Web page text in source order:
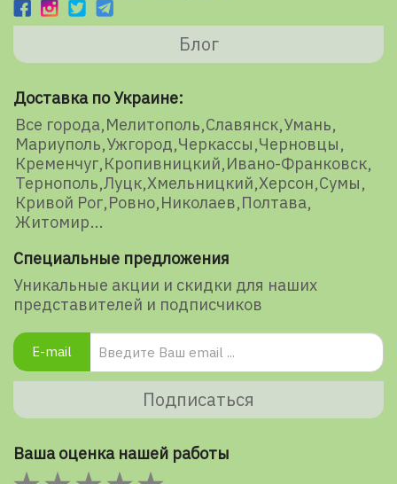
Блог
Доставка по Украине:
Все города Мелитополь Славянск Умань
Мариуполь Ужгород Черкассы Черновцы
Кременчуг Кропивницкий Ивано-Франковск
Тернополь Луцк Хмельницкий Херсон Сумы
Кривой Рог Ровно Николаев Полтава
Житомир
Специальные предложения
Уникальные акции и скидки для наших
представителей и подписчиков
E-mail
Подписаться
Ваша оценка нашей работы